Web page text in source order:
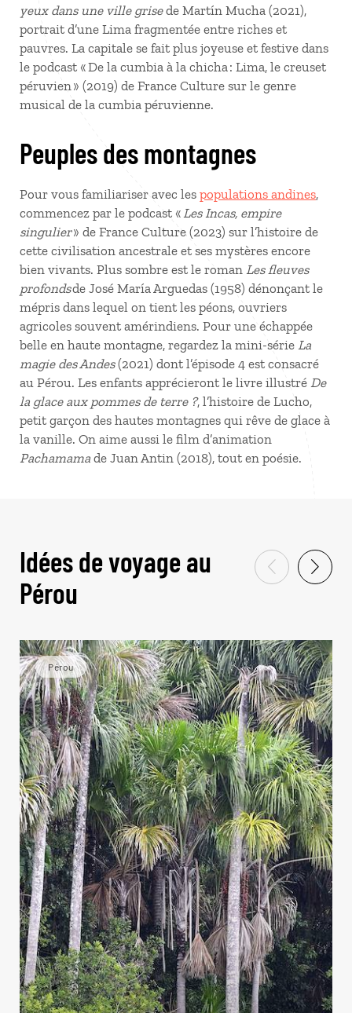
yeux dans une ville grisede Martín Mucha (2021),
portrait d’une Lima fragmentée entre riches et
pauvres. La capitale se fait plus joyeuse et festive dans
le podcast « De la cumbia à la chicha : Lima, le creuset
péruvien » (2019) de France Culture sur le genre
musical de la cumbia péruvienne.
Peuples des montagnes
Pour vous familiariser avec les populations andines,
commencez par le podcast «Les Incas, empire
singulier» de France Culture (2023) sur l’histoire de
cette civilisation ancestrale et ses mystères encore
bien vivants. Plus sombre est le roman Les fleuves
profondsde José María Arguedas (1958) dénonçant le
mépris dans lequel on tient les péons, ouvriers
agricoles souvent amérindiens. Pour une échappée
belle en haute montagne, regardez la mini-série La
magie des Andes(2021) dont l’épisode 4 est consacré
au Pérou. Les enfants apprécieront le livre illustré De
la glace aux pommes de terre ?, l’histoire de Lucho,
petit garçon des hautes montagnes qui rêve de glace à
la vanille. On aime aussi le film d’animation
Pachamama de Juan Antin (2018), tout en poésie.
Idées de voyage au
Pérou
Pérou